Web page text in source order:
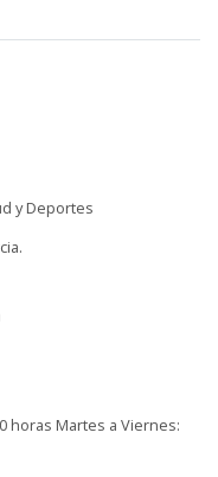
y Deportes
horas Martes a Viernes: